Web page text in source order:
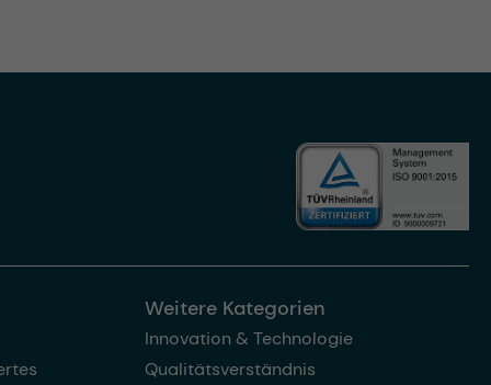
Weitere Kategorien
Innovation & Technologie
Qualitätsverständnis